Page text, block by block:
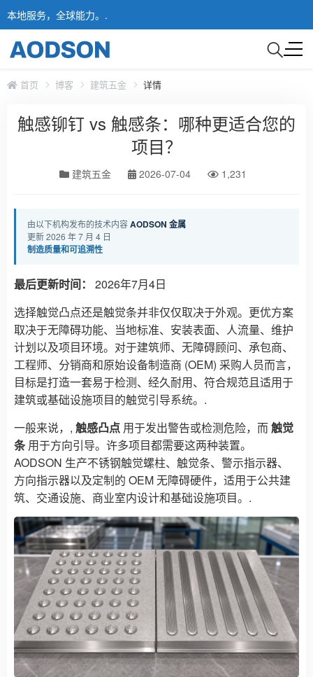
本地服务，全球能力。.
首页 博客 建筑五金 详情
触感铆钉 vs 触感条：哪种更适合您的
项目？
建筑五金 2026-07-04 1,231
由以下机构发布的技术内容AODSON 金属
更新 2026 年 7 月 4 日
制造质量和可追溯性
最后更新时间：
2026年7月4日
选择触觉凸点还是触觉条并非仅仅取决于外观。更优方案
取决于无障碍功能、当地标准、安装表面、人流量、维护
计划以及项目环境。对于建筑师、无障碍顾问、承包商、
工程师、分销商和原始设备制造商 (OEM) 采购人员而言，
目标是打造一套易于检测、经久耐用、符合规范且适用于
建筑或基础设施项目的触觉引导系统。.
一般来说，, 触感凸点 用于发出警告或检测危险，而触觉
条用于方向引导。许多项目都需要这两种装置。
AODSON 生产不锈钢触觉螺柱、触觉条、警示指示器、
方向指示器以及定制的 OEM 无障碍硬件，适用于公共建
筑、交通设施、商业室内设计和基础设施项目。.